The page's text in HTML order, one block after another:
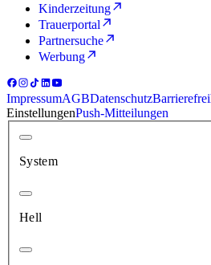
Kinderzeitung
Trauerportal
Partnersuche
Werbung
ImpressumAGBDatenschutz
EinstellungenPush-Mitteilungen
System
Hell